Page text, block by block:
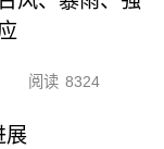
阅读 8324
展